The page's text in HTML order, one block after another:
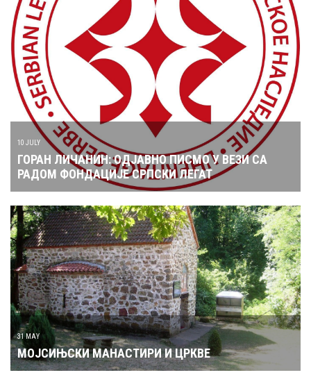
10 JULY
ГОРАН ЛИЧАНИН: ОДЈАВНО ПИСМО У ВЕЗИ СА
РАДОМ ФОНДАЦИЈЕ СРПСКИ ЛЕГАТ
31 MAY
МОЈСИЊСКИ МАНАСТИРИ И ЦРКВЕ